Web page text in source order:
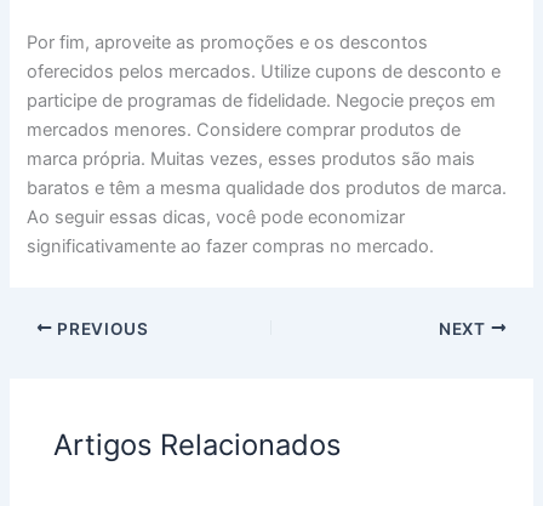
Por fim, aproveite as promoções e os descontos
oferecidos pelos mercados. Utilize cupons de desconto e
participe de programas de fidelidade. Negocie preços em
mercados menores. Considere comprar produtos de
marca própria. Muitas vezes, esses produtos são mais
baratos e têm a mesma qualidade dos produtos de marca.
Ao seguir essas dicas, você pode economizar
significativamente ao fazer compras no mercado.
PREVIOUS NEXT
Artigos Relacionados